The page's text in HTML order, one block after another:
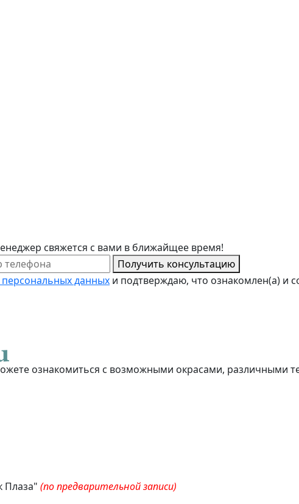
свяжется с вами в ближайщее время!
Получить консультацию
персональных данных и подтверждаю, что ознакомлен(а) и
ознакомиться с возможными окрасами, различными
Плаза" (по предварительной записи)